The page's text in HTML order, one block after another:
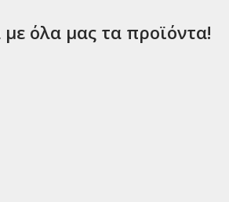
όλα μας τα προϊόντα!